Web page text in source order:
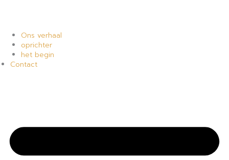
Ons verhaal
oprichter
het begin
Contact